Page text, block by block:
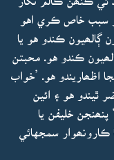
سبب خاص ڪري اهو
ڳالھيون ڪندو هو يا
ڪندو هو. محبتن
اظھاريندو هو. ’خواب
ٿيندو هو ۽ ائين
پنھنجن خليفن يا
ڪارونھوار سمجهائي